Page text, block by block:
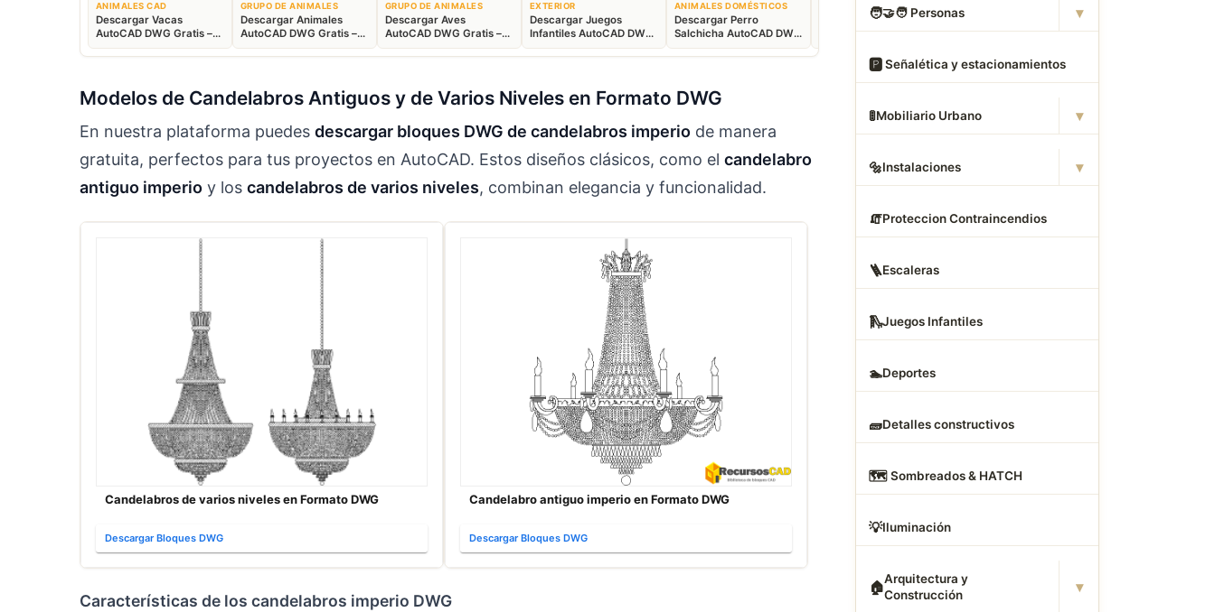
ANIMALES CAD
Descargar Vacas
AutoCAD DWG Gratis –
Bloques Ganaderos 2D
GRUPO DE ANIMALES
Descargar Animales
AutoCAD DWG Gratis –
Fauna 2D CAD
GRUPO DE ANIMALES
Descargar Aves
AutoCAD DWG Gratis –
Bloques Animales 2D
EXTERIOR
Descargar Juegos
Infantiles AutoCAD DWG
Gratis – Parque 2D
ANIMALES DOMÉSTICOS
Descargar Perro
Salchicha AutoCAD DWG
Gratis – Bloque 2D
Descargar Abrigos
AutoCAD DWG Gratis –
Descargar Dormitorios
AutoCAD DWG Gratis –
Modelos de Candelabros Antiguos y de Varios Niveles en Formato DWG
En nuestra plataforma puedes descargar bloques DWG de candelabros imperio de manera
gratuita, perfectos para tus proyectos en AutoCAD. Estos diseños clásicos, como el candelabro
antiguo imperio y los candelabros de varios niveles, combinan elegancia y funcionalidad.
Candelabros de varios niveles en Formato DWG
Descargar Bloques DWG
Candelabro antiguo imperio en Formato DWG
Descargar Bloques DWG
Características de los candelabros imperio DWG
🧑‍🤝‍🧑 Personas ▾
🅿️ Señalética y estacionamientos
🚦Mobiliario Urbano ▾
🔩Instalaciones ▾
🧯Proteccion Contraincendios
🪜Escaleras
🛝Juegos Infantiles
🏊Deportes
🧱Detalles constructivos
🗺️ Sombreados & HATCH
💡Iluminación
🏠Arquitectura y
Construcción
▾